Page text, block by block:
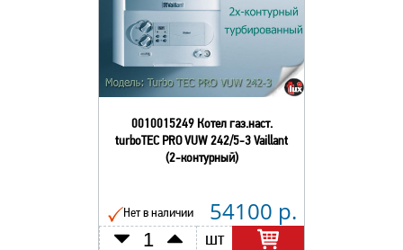
0010015249 Котел газ.наст.
turboТEC PRO VUW 242/5-3 Vaillant
(2-контурный)
Нет в наличии 54100 р.
шт